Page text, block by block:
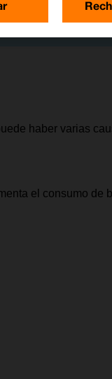
haber varias
el consumo de